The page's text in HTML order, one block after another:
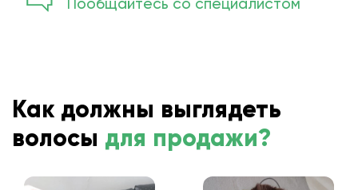
Пообщайтесь со специалистом
Как должны выглядеть
волосы для продажи?